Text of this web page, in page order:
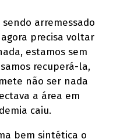
arremessado
precisa voltar
estamos sem
recuperá-la,
não ser nada
a área em
caiu.
bem sintética o